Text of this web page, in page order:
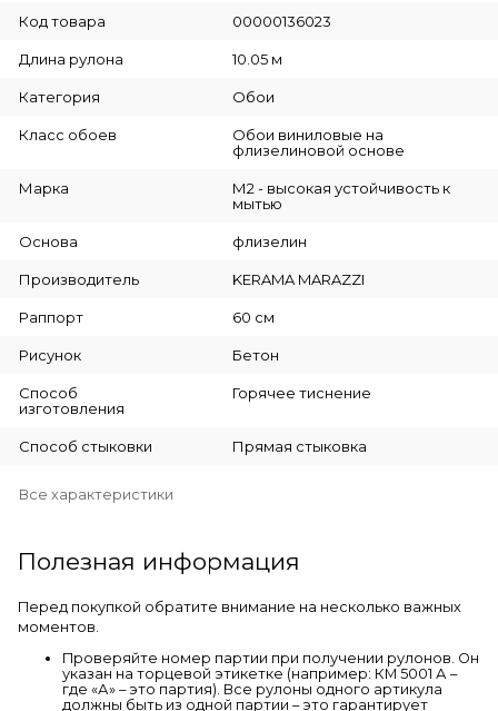
Код товара 00000136023
Длина рулона 10.05 м
Категория Обои
Класс обоев
Обои виниловые на
флизелиновой основе
Марка
М2 - высокая устойчивость к
мытью
Основа флизелин
Производитель KERAMA MARAZZI
Раппорт 60 см
Рисунок Бетон
Способ
изготовления
Горячее тиснение
Способ стыковки Прямая стыковка
Все характеристики
Полезная информация
Перед покупкой обратите внимание на несколько важных
моментов.
Проверяйте номер партии при получении рулонов. Он
указан на торцевой этикетке (например: КМ 5001 А –
где «А» – это партия). Все рулоны одного артикула
должны быть из одной партии – это гарантирует